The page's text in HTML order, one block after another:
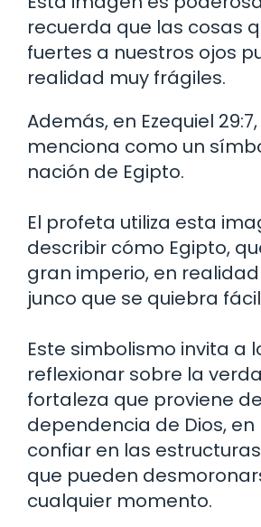
recuerda que las cosas
fuertes a nuestros ojos
realidad muy frágiles.
Además, en Ezequiel
menciona como un
nación de Egipto.
El profeta utiliza esta
describir cómo Egipto,
gran imperio, en
junco que se quiebra
Este simbolismo invita a
reflexionar sobre la
fortaleza que proviene
dependencia de Dios,
confiar en las
que pueden
cualquier momento.